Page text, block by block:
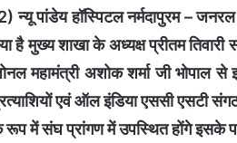
न्यू पांडेय हॉस्पिटल नर्मदापुरम – जनरल
है मुख्य शाखा के अध्यक्ष प्रीतम
महामंत्री अशोक शर्मा जी भोपाल
एवं ऑल इंडिया एससी एसटी
में संघ प्रांगण में उपस्थित होंगे इसके